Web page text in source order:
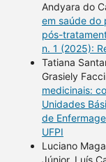
Andyara do
em saúde do
pós-
n. 1 (2025):
Tatiana
Grasiely
medicinais:
Unidades
de
UFPI
Luciano